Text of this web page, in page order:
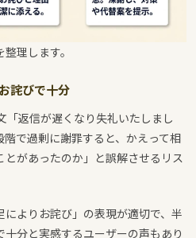
理します。
詫びで十分
返信が遅くなり失礼いたしまし
で過剰に謝罪すると、かえって相
があったのか」と誤解させるリス
よりお詫び」の表現が適切で、半
分と実感するユーザーの声もあり